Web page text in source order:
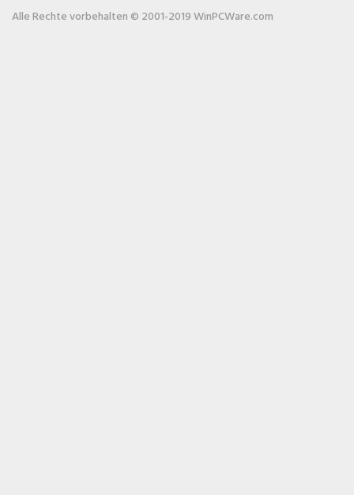
Alle Rechte vorbehalten © 2001-2019 WinPCWare.com